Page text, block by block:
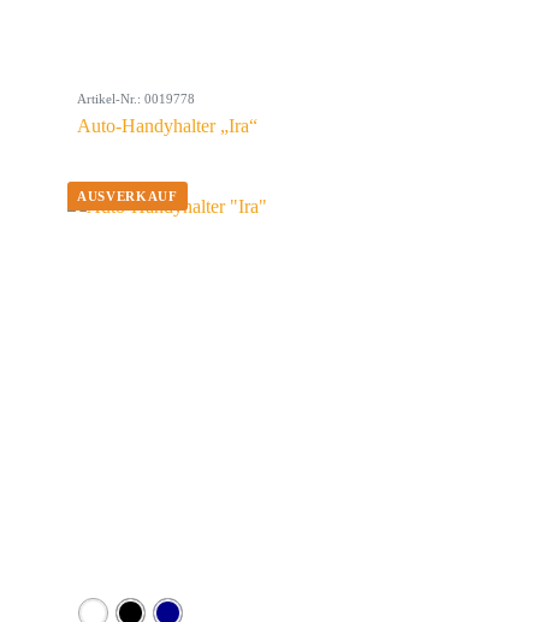
Artikel-Nr.: 0019778
Auto-Handyhalter „Ira“